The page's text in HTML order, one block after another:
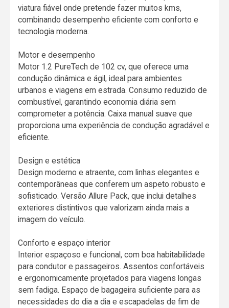
viatura fiável onde pretende fazer muitos kms,
combinando desempenho eficiente com conforto e
tecnologia moderna.
Motor e desempenho
Motor 1.2 PureTech de 102 cv, que oferece uma
condução dinâmica e ágil, ideal para ambientes
urbanos e viagens em estrada. Consumo reduzido de
combustível, garantindo economia diária sem
comprometer a potência. Caixa manual suave que
proporciona uma experiência de condução agradável e
eficiente.
Design e estética
Design moderno e atraente, com linhas elegantes e
contemporâneas que conferem um aspeto robusto e
sofisticado. Versão Allure Pack, que inclui detalhes
exteriores distintivos que valorizam ainda mais a
imagem do veículo.
Conforto e espaço interior
Interior espaçoso e funcional, com boa habitabilidade
para condutor e passageiros. Assentos confortáveis
e ergonomicamente projetados para viagens longas
sem fadiga. Espaço de bagageira suficiente para as
necessidades do dia a dia e escapadelas de fim de